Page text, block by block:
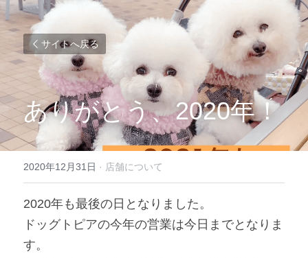
サイトへ戻る
ありがとう、2020年！
2020年12月31日 · 店舗について
2020年も最後の日となりました。
ドッグトピアの今年の営業は今日までとなりま
す。